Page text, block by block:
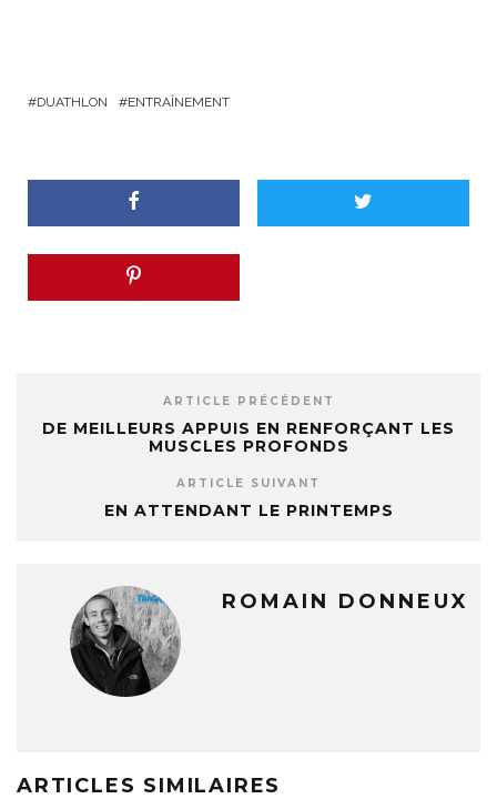
DUATHLON ENTRAÎNEMENT
ARTICLE PRÉCÉDENT
DE MEILLEURS APPUIS EN RENFORÇANT LES
MUSCLES PROFONDS
ARTICLE SUIVANT
EN ATTENDANT LE PRINTEMPS
ROMAIN DONNEUX
ARTICLES SIMILAIRES